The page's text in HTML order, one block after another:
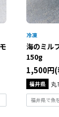
海のミル
150g
1,500円
福井県 丸
福井県で魚